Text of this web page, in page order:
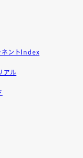
ントIndex
アル